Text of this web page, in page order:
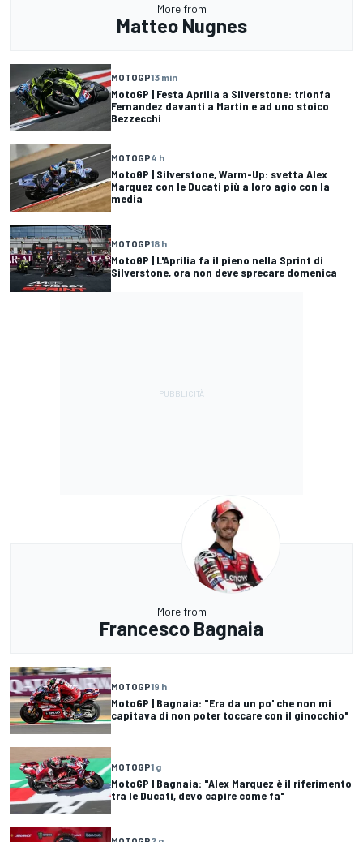
More from
Matteo Nugnes
MOTOGP13 min
MotoGP | Festa Aprilia a Silverstone: trionfa
Fernandez davanti a Martin e ad uno stoico
Bezzecchi
MOTOGP4 h
MotoGP | Silverstone, Warm-Up: svetta Alex
Marquez con le Ducati più a loro agio con la
media
MOTOGP18 h
MotoGP | L'Aprilia fa il pieno nella Sprint di
Silverstone, ora non deve sprecare domenica
More from
Francesco Bagnaia
MOTOGP19 h
MotoGP | Bagnaia: "Era da un po' che non mi
capitava di non poter toccare con il ginocchio"
MOTOGP1 g
MotoGP | Bagnaia: "Alex Marquez è il riferimento
tra le Ducati, devo capire come fa"